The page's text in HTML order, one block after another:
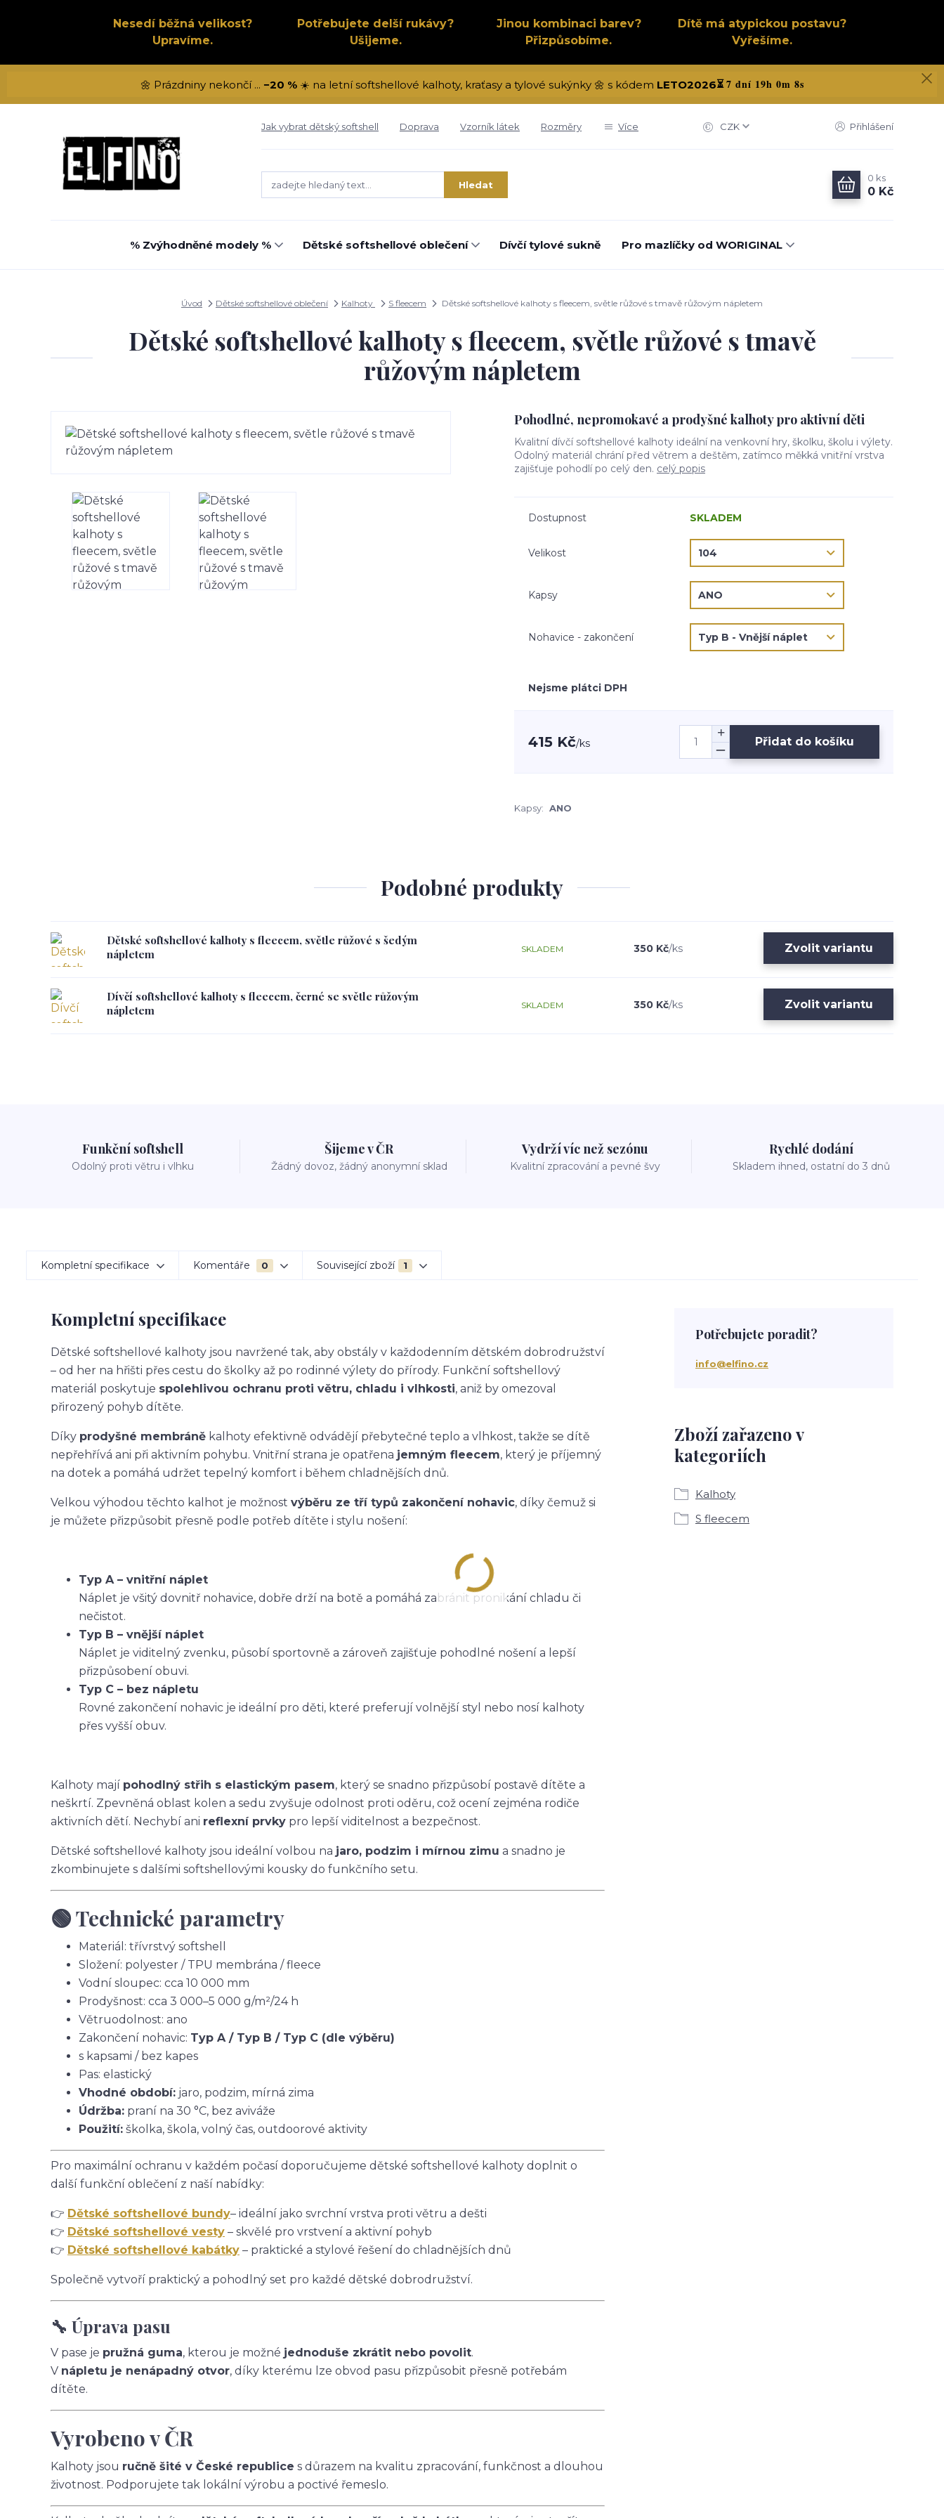
Nesedí běžná velikost?
Upravíme.
Potřebujete delší rukávy?
Ušijeme.
Jinou kombinaci barev?
Přizpůsobíme.
Dítě má atypickou postavu?
Vyřešíme.
🌼 Prázdniny nekončí ... −20 %☀️ na letní softshellové kalhoty, kraťasy a tylové sukýnky 🌼 s kódem LETO2026⏳7 dní 19h 0m 7s
Jak vybrat dětský softshell Doprava Vzorník látek Rozměry Více CZK Přihlášení
Hledat
0 ks
0 Kč
% Zvýhodněné modely % Dětské softshellové oblečení Dívčí tylové sukně Pro mazlíčky od WORIGINAL
Úvod Dětské softshellové oblečení Kalhoty S fleecem Dětské softshellové kalhoty s fleecem, světle růžové s tmavě růžovým nápletem
Dětské softshellové kalhoty s fleecem, světle růžové s tmavě
růžovým nápletem
Pohodlné, nepromokavé a prodyšné kalhoty pro aktivní děti
Kvalitní dívčí softshellové kalhoty ideální na venkovní hry, školku, školu i výlety.
Odolný materiál chrání před větrem a deštěm, zatímco měkká vnitřní vrstva
zajišťuje pohodlí po celý den. celý popis
Dostupnost SKLADEM
Velikost
Kapsy
Nohavice - zakončení
Nejsme plátci DPH
415 Kč/ks Přidat do košíku
Kapsy: ANO
Podobné produkty
Dětské softshellové kalhoty s fleecem, světle růžové s šedým
nápletem
350 Kč/ks
SKLADEM Zvolit variantu
Dívčí softshellové kalhoty s fleecem, černé se světle růžovým
nápletem
350 Kč/ks
SKLADEM Zvolit variantu
Funkční softshell
Odolný proti větru i vlhku
Šijeme v ČR
Žádný dovoz, žádný anonymní sklad
Vydrží víc než sezónu
Kvalitní zpracování a pevné švy
Rychlé dodání
Skladem ihned, ostatní do 3 dnů
Kompletní specifikace Komentáře 0 Související zboží 1
Kompletní specifikace
Dětské softshellové kalhoty jsou navržené tak, aby obstály v každodenním dětském dobrodružství
– od her na hřišti přes cestu do školky až po rodinné výlety do přírody. Funkční softshellový
materiál poskytuje spolehlivou ochranu proti větru, chladu i vlhkosti, aniž by omezoval
přirozený pohyb dítěte.
Díky prodyšné membráně kalhoty efektivně odvádějí přebytečné teplo a vlhkost, takže se dítě
nepřehřívá ani při aktivním pohybu. Vnitřní strana je opatřena jemným fleecem, který je příjemný
na dotek a pomáhá udržet tepelný komfort i během chladnějších dnů.
Velkou výhodou těchto kalhot je možnost výběru ze tří typů zakončení nohavic, díky čemuž si
je můžete přizpůsobit přesně podle potřeb dítěte i stylu nošení:
Typ A – vnitřní náplet
Náplet je všitý dovnitř nohavice, dobře drží na botě a pomáhá zabránit pronikání chladu či
nečistot.
Typ B – vnější náplet
Náplet je viditelný zvenku, působí sportovně a zároveň zajišťuje pohodlné nošení a lepší
přizpůsobení obuvi.
Typ C – bez nápletu
Rovné zakončení nohavic je ideální pro děti, které preferují volnější styl nebo nosí kalhoty
přes vyšší obuv.
Kalhoty mají pohodlný střih s elastickým pasem, který se snadno přizpůsobí postavě dítěte a
neškrtí. Zpevněná oblast kolen a sedu zvyšuje odolnost proti oděru, což ocení zejména rodiče
aktivních dětí. Nechybí ani reflexní prvky pro lepší viditelnost a bezpečnost.
Dětské softshellové kalhoty jsou ideální volbou na jaro, podzim i mírnou zimu a snadno je
zkombinujete s dalšími softshellovými kousky do funkčního setu.
🟢 Technické parametry
Materiál: třívrstvý softshell
Složení: polyester / TPU membrána / fleece
Vodní sloupec: cca 10 000 mm
Prodyšnost: cca 3 000–5 000 g/m²/24 h
Větruodolnost: ano
Zakončení nohavic: Typ A / Typ B / Typ C (dle výběru)
s kapsami / bez kapes
Pas: elastický
Vhodné období: jaro, podzim, mírná zima
Údržba: praní na 30 °C, bez aviváže
Použití: školka, škola, volný čas, outdoorové aktivity
Pro maximální ochranu v každém počasí doporučujeme dětské softshellové kalhoty doplnit o
další funkční oblečení z naší nabídky:
👉 Dětské softshellové bundy– ideální jako svrchní vrstva proti větru a dešti
👉 Dětské softshellové vesty – skvělé pro vrstvení a aktivní pohyb
👉 Dětské softshellové kabátky – praktické a stylové řešení do chladnějších dnů
Společně vytvoří praktický a pohodlný set pro každé dětské dobrodružství.
🔧 Úprava pasu
V pase je pružná guma, kterou je možné jednoduše zkrátit nebo povolit.
V nápletu je nenápadný otvor, díky kterému lze obvod pasu přizpůsobit přesně potřebám
dítěte.
Vyrobeno v ČR
Kalhoty jsou ručně šité v České republice s důrazem na kvalitu zpracování, funkčnost a dlouhou
životnost. Podporujete tak lokální výrobu a poctivé řemeslo.
Zboží zařazeno v
kategoriích
Kalhoty
S fleecem
Potřebujete poradit?
info@elfino.cz